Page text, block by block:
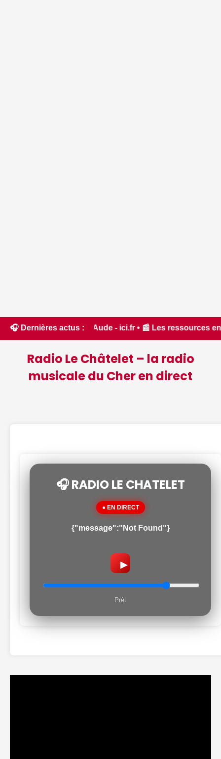
🎧 Dernières actus :
l'Aude - ici.fr • 📰 Les ressources en eau dans
Radio Le Châtelet – la radio
musicale du Cher en direct
🎧 RADIO LE CHATELET
● EN DIRECT
{"message":"Not Found"}
▶
Prêt